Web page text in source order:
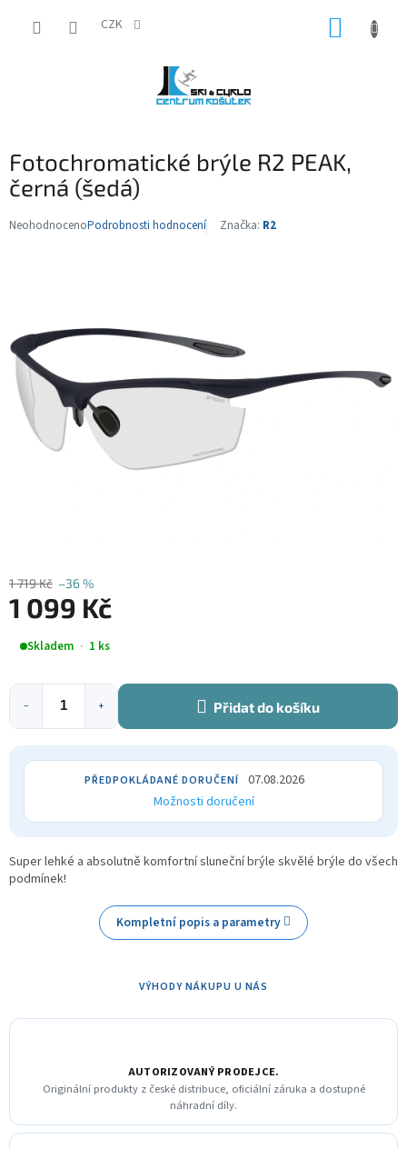
CZK
Fotochromatické brýle R2 PEAK,
černá (šedá)
Průměrné
5
hvězdiček.
NeohodnocenoPodrobnosti hodnocení Značka: R2
1 719 Kč –36 %
1 099 Kč
Měrná
cena:
Skladem 1 ks
+
− Přidat do košíku
07.08.2026
Možnosti doručení
Super lehké a absolutně komfortní sluneční brýle skvělé brýle do všech
podmínek!
Kompletní popis a parametry
VÝHODY NÁKUPU U NÁS
AUTORIZOVANÝ PRODEJCE.
Originální produkty z české distribuce, oficiální záruka a dostupné
náhradní díly.